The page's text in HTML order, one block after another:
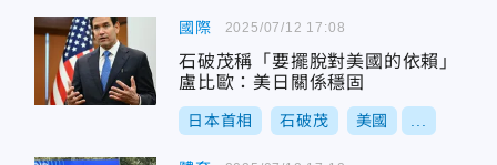
國際
石破茂稱「要擺脫對美國的依賴」
盧比歐：美日關係穩固
日本首相 石破茂 美國
2025/07/12 17:08